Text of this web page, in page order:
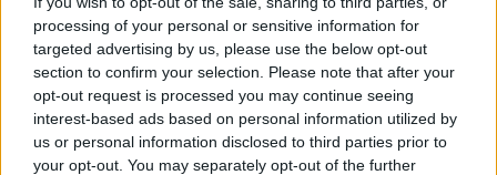
processing of your personal or sensitive information for
targeted advertising by us, please use the below opt-out
section to confirm your selection. Please note that after your
opt-out request is processed you may continue seeing
interest-based ads based on personal information utilized by
us or personal information disclosed to third parties prior to
your opt-out. You may separately opt-out of the further
τον σχολικό εκφοβισμό
05/08/2026 18:04